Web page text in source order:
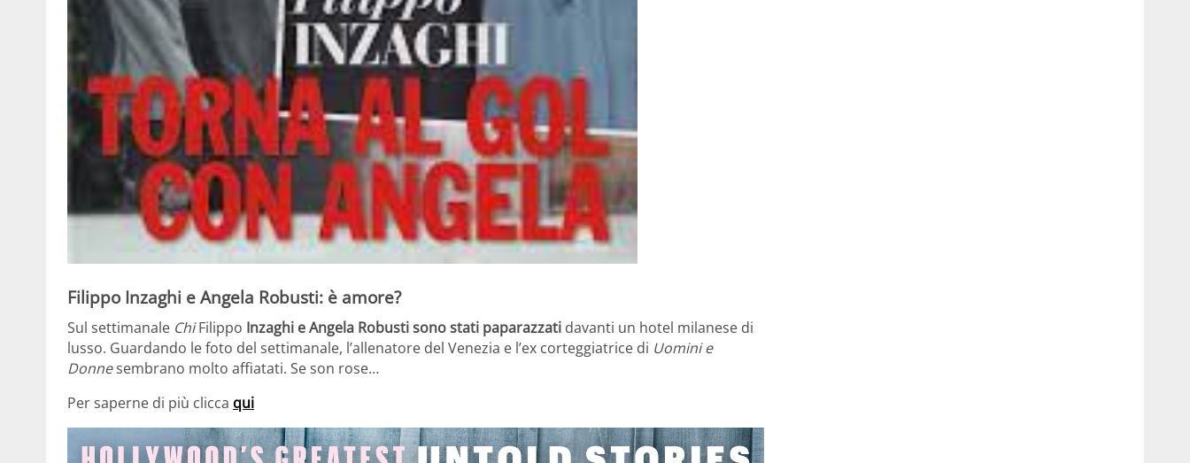
Filippo Inzaghi e Angela Robusti: è amore?
Sul settimanale ChiFilippo Inzaghi e Angela Robusti sono stati paparazzati davanti un hotel milanese di
lusso. Guardando le foto del settimanale, l’allenatore del Venezia e l’ex corteggiatrice di Uomini e
Donnesembrano molto affiatati. Se son rose…
Per saperne di più clicca qui